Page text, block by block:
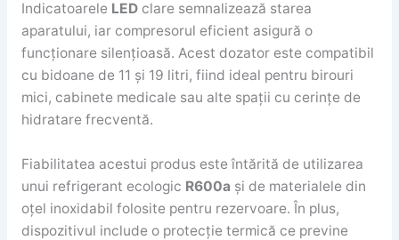
Indicatoarele LEDclare semnalizează starea
aparatului, iar compresorul eficient asigură o
funcționare silențioasă. Acest dozator este compatibil
cu bidoane de 11 și 19 litri, fiind ideal pentru birouri
mici, cabinete medicale sau alte spații cu cerințe de
hidratare frecventă.
Fiabilitatea acestui produs este întărită de utilizarea
unui refrigerant ecologic R600a și de materialele din
oțel inoxidabil folosite pentru rezervoare. În plus,
dispozitivul include o protecție termică ce previne